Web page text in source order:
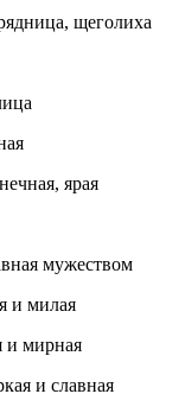
щеголиха
ярая
мужеством
милая
мирная
и славная